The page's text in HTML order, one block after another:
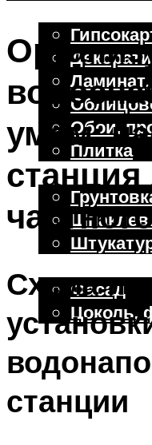
Обои,
Плитка
Отделочные
Фасад
Цоколь,
Меню
умом:
Схема
станции